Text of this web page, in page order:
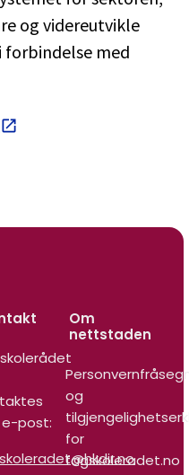
og videreutvikle
med
post:
Om
nettstaden
og
for
fagskoleradet.no